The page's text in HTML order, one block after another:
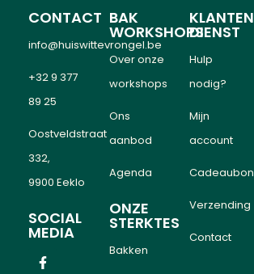
CONTACT
info@huiswittevrongel.be
+32 9 377
89 25
Oostveldstraat
332,
9900 Eeklo
SOCIAL
MEDIA
BAK
WORKSHOPS
Over onze
workshops
Ons
aanbod
Agenda
ONZE
STERKTES
Bakken
KLANTEN
DIENST
Hulp
nodig?
Mijn
account
Cadeaubon
Verzending
Contact